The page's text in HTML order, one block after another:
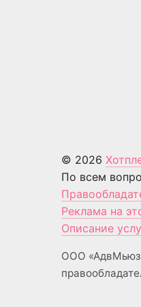
© 2026
По всем
Реклама на
Описание
ООО